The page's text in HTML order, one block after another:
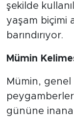
şekilde
yaşam biçimi
barındırıyor.
Mümin
Mümin, genel
gününe